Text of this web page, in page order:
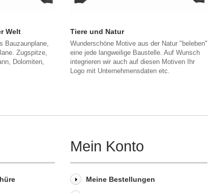
Welt
Bauzaunplane,
Zugspitze,
Dolomiten,
Tiere und Natur
Wunderschöne Motive aus der Natur "beleben"
eine jede langweilige Baustelle. Auf Wunsch
integrieren wir auch auf diesen Motiven Ihr
Logo mit Unternehmensdaten etc.
Mein Konto
Meine Bestellungen